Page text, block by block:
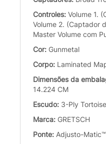
Controles: Volume 1.
Volume 2. (Captador
Master Volume com
Cor: Gunmetal
Corpo: Laminated
Dimensões da
14.224 CM
Escudo: 3-Ply Tortoise
Marca: GRETSCH
Ponte: Adjusto-Matic™